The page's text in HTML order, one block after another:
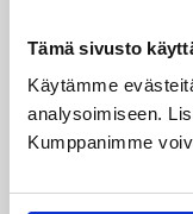
Tämä sivusto
Käytämme
analysoimiseen.
Kumppanimme